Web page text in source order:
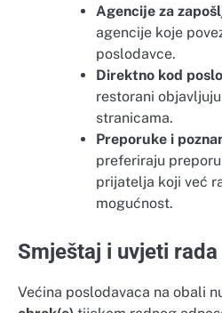
Agencije za
agencije koje
poslodavce.
Direktno kod
restorani
stranicama.
Preporuke i
preferiraju
prijatelja koji već
mogućnost.
Smještaj i uvjeti rada
Većina poslodavaca na obali